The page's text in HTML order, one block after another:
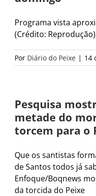
Programa vista
(Crédito:
Por Diário do Peixe | 14
Pesquisa
metade do
torcem para o
Que os santistas
de Santos todos já
Enfoque/Boqnews
da torcida do Peixe